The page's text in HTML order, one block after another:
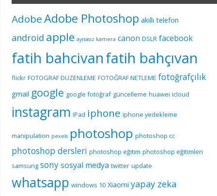
AdobeAdobe Photoshop akıllı telefon
android apple aynasız kamera canon DSLR facebook
fatih bahcivanfatih bahçıvan
flickr FOTOGRAF DUZENLEME FOTOĞRAF NETLEME fotoğrafçılık
gmail google google fotoğraf güncelleme huawei icloud
instagram iPad iphone iphone yedekleme
manipulation pexels photoshop photoshop cc
photoshop dersleri photoshop eğitim photoshop eğitimleri
samsung sony sosyal medya twitter update
whatsapp windows 10 Xiaomi yapay zeka